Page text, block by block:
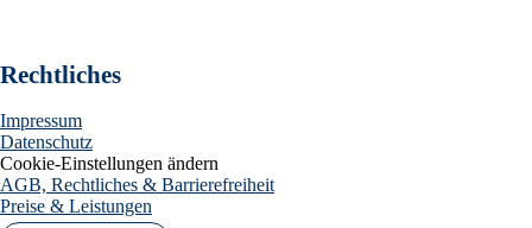
Rechtliches
Impressum
Datenschutz
Cookie-Einstellungen ändern
AGB, Rechtliches & Barrierefreiheit
Preise & Leistungen